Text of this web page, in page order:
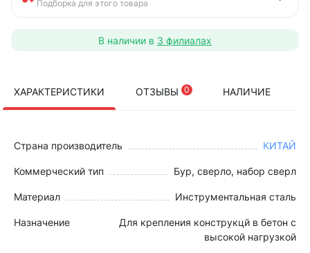
Подборка для этого товара
В наличии в 3 филиалах
ХАРАКТЕРИСТИКИ ОТЗЫВЫ 0 НАЛИЧИЕ
Страна производитель КИТАЙ
Коммерческий тип Бур, сверло, набор сверл
Материал Инструментальная сталь
Назначение
Для крепления конструкцй в бетон с
высокой нагрузкой